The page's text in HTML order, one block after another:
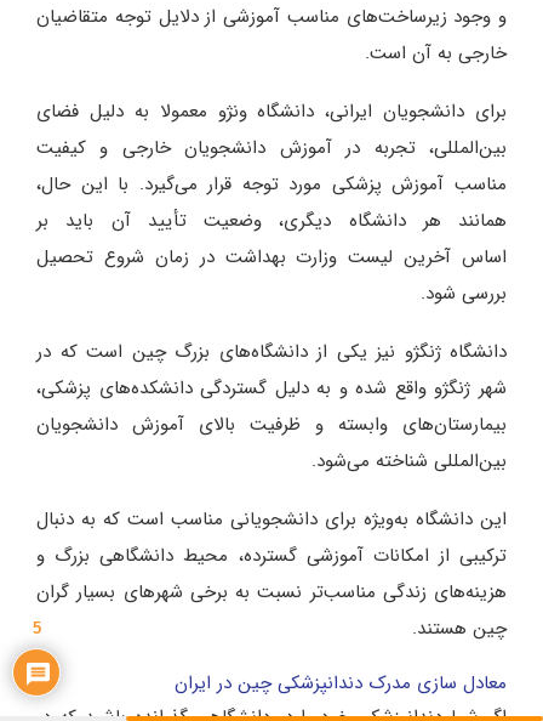
و وجود زیرساخت‌های مناسب آموزشی از دلایل توجه متقاضیان
خارجی به آن است.
برای دانشجویان ایرانی، دانشگاه ونژو معمولا به دلیل فضای
بین‌المللی، تجربه در آموزش دانشجویان خارجی و کیفیت
مناسب آموزش پزشکی مورد توجه قرار می‌گیرد. با این حال،
همانند هر دانشگاه دیگری، وضعیت تأیید آن باید بر
اساس آخرین لیست وزارت بهداشت در زمان شروع تحصیل
بررسی شود.
دانشگاه ژنگژو نیز یکی از دانشگاه‌های بزرگ چین است که در
شهر ژنگژو واقع شده و به دلیل گستردگی دانشکده‌های پزشکی،
بیمارستان‌های وابسته و ظرفیت بالای آموزش دانشجویان
بین‌المللی شناخته می‌شود.
این دانشگاه به‌ویژه برای دانشجویانی مناسب است که به دنبال
ترکیبی از امکانات آموزشی گسترده، محیط دانشگاهی بزرگ و
هزینه‌های زندگی مناسب‌تر نسبت به برخی شهرهای بسیار گران
چین هستند.
معادل سازی مدرک دندانپزشکی چین در ایران
5